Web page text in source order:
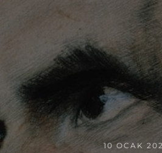
10 OCAK